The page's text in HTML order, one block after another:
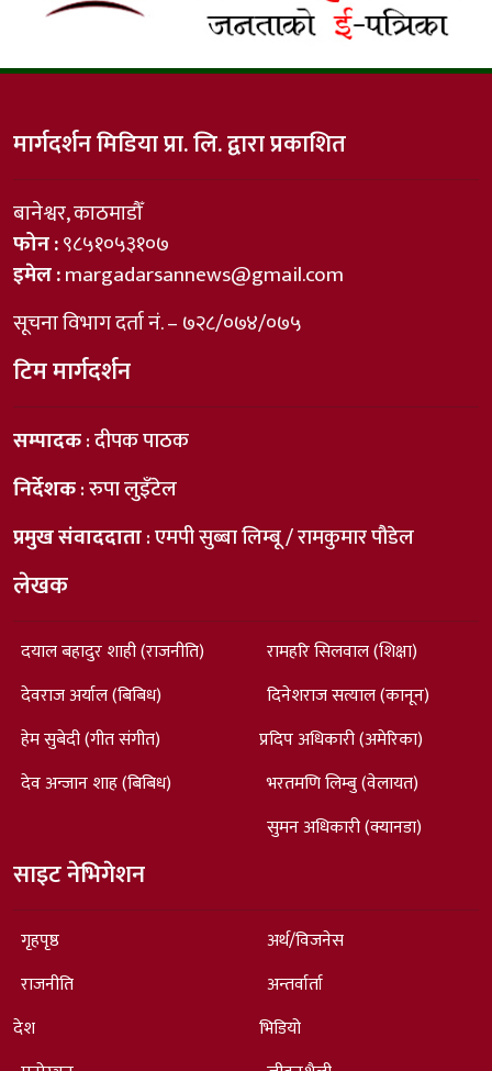
मार्गदर्शन मिडिया प्रा. लि. द्वारा प्रकाशित
बानेश्वर, काठमाडौँ
फोन :९८५१०५३१०७
इमेल :margadarsannews@gmail.com
सूचना विभाग दर्ता नं. – ७२८/०७४/०७५
टिम मार्गदर्शन
सम्पादक: दीपक पाठक
निर्देशक: रुपा लुइँटेल
प्रमुख संवाददाता: एमपी सुब्बा लिम्बू / रामकुमार पौडेल
लेखक
दयाल बहादुर शाही (राजनीति)
देवराज अर्याल (बिबिध)
हेम सुबेदी (गीत संगीत)
देव अन्जान शाह (बिबिध)
रामहरि सिलवाल (शिक्षा)
दिनेशराज सत्याल (कानून)
प्रदिप अधिकारी (अमेरिका)
भरतमणि लिम्बु (वेलायत)
सुमन अधिकारी (क्यानडा)
साइट नेभिगेशन
गृहपृष्ठ
राजनीति
देश
अर्थ/विजनेस
अन्तर्वार्ता
भिडियो